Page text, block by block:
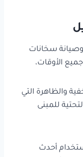
وصيانة سخانات
الأوقات،
والظاهرة التي
للمبنى
أحدث